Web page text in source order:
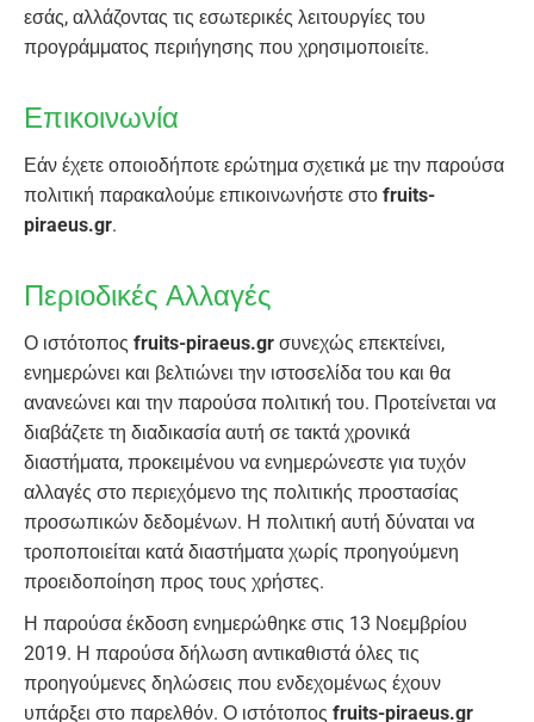
εσάς, αλλάζοντας τις εσωτερικές λειτουργίες του
προγράμματος περιήγησης που χρησιμοποιείτε.
Επικοινωνία
Εάν έχετε οποιοδήποτε ερώτημα σχετικά με την παρούσα
πολιτική παρακαλούμε επικοινωνήστε στο fruits-
piraeus.gr.
Περιοδικές Αλλαγές
Ο ιστότοπος fruits-piraeus.gr συνεχώς επεκτείνει,
ενημερώνει και βελτιώνει την ιστοσελίδα του και θα
ανανεώνει και την παρούσα πολιτική του. Προτείνεται να
διαβάζετε τη διαδικασία αυτή σε τακτά χρονικά
διαστήματα, προκειμένου να ενημερώνεστε για τυχόν
αλλαγές στο περιεχόμενο της πολιτικής προστασίας
προσωπικών δεδομένων. Η πολιτική αυτή δύναται να
τροποποιείται κατά διαστήματα χωρίς προηγούμενη
προειδοποίηση προς τους χρήστες.
Η παρούσα έκδοση ενημερώθηκε στις 13 Νοεμβρίου
2019. Η παρούσα δήλωση αντικαθιστά όλες τις
προηγούμενες δηλώσεις που ενδεχομένως έχουν
υπάρξει στο παρελθόν. Ο ιστότοπος fruits-piraeus.gr